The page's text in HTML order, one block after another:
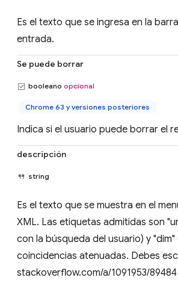
Es el texto que se ingresa en la
entrada.
Se puede borrar
booleano opcional
Chrome 63 y versiones posteriores
Indica si el usuario puede borrar el
descripción
string
Es el texto que se muestra en el
XML. Las etiquetas admitidas son
con la búsqueda del usuario) y
coincidencias atenuadas. Debes
stackoverflow.com/a/1091953/89484